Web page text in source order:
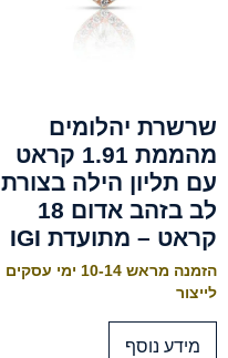
שרשרת יהלומים
מהממת 1.91 קראט
עם תליון הילה בצורת
לב בזהב אדום 18
קראט – מתועדת IGI
הזמנה מראש 10-14 ימי עסקים
לייצור
מידע נוסף